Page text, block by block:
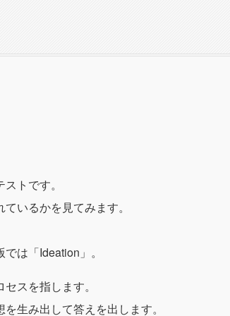
トです。
いるかを見てみます。
は「Ideation」。
スを指します。
生み出して答えを出します。